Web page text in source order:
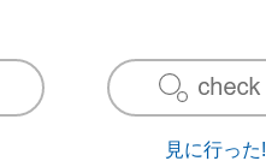
見に行った!